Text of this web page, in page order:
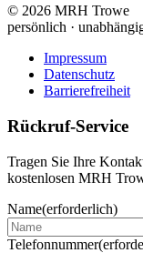
© 2026 MRH Trowe
persönlich ·
Impressum
Datenschutz
Barrierefreiheit
Rückruf-Service
Tragen Sie Ihre
kostenlosen MRH
Name(erforderlich)
Telefonnummer